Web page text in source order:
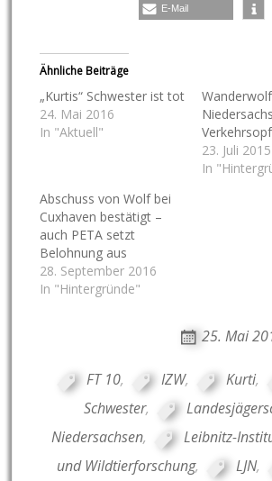
E-Mail
Ähnliche Beiträge
„Kurtis“ Schwester ist tot
24. Mai 2016
In "Aktuell"
23. Juli 2015
In
Abschuss von Wolf bei
Cuxhaven bestätigt –
auch PETA setzt
Belohnung aus
28. September 2016
In "Hintergründe"
25. Mai
FT 10, IZW, Kurti,
Schwester,
Niedersachsen,
Leibnitz-
und Wildtierforschung, LJN,